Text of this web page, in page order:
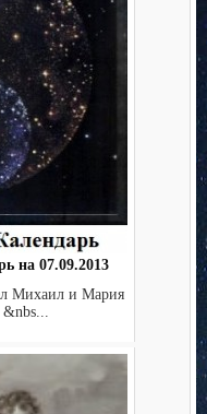
на 07.09.2013
Михаил и Мария